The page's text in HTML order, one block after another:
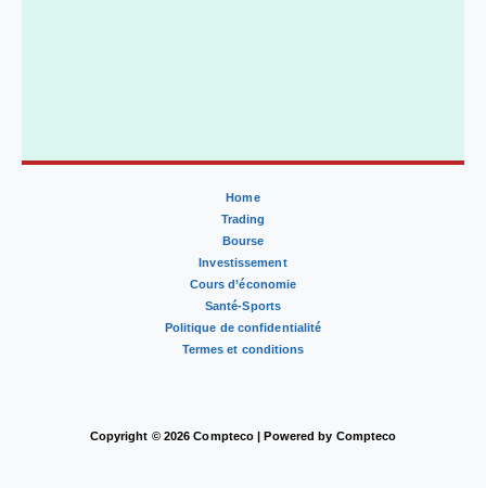
Home
Trading
Bourse
Investissement
Cours d’économie
Santé-Sports
Politique de confidentialité
Termes et conditions
Copyright © 2026 Compteco | Powered by Compteco